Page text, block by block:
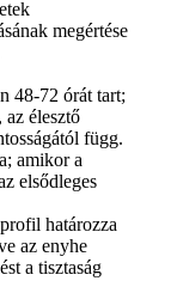
megértése
48-72 órát tart;
az élesztő
függ.
amikor a
elsődleges
határozza
az enyhe
a tisztaság